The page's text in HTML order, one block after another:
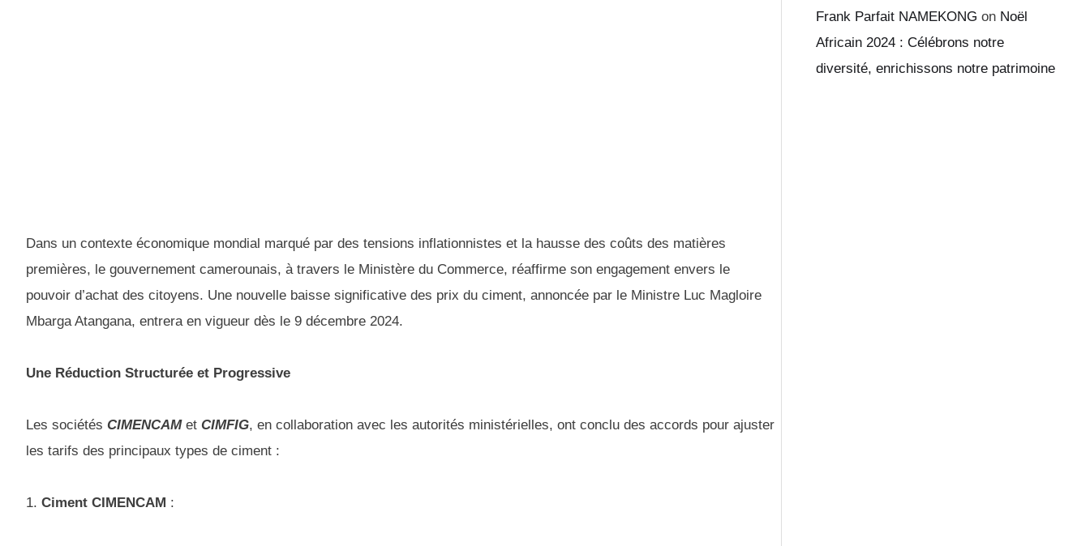
Dans un contexte économique mondial marqué par des tensions inflationnistes et la hausse des coûts des matières
premières, le gouvernement camerounais, à travers le Ministère du Commerce, réaffirme son engagement envers le
pouvoir d’achat des citoyens. Une nouvelle baisse significative des prix du ciment, annoncée par le Ministre Luc Magloire
Mbarga Atangana, entrera en vigueur dès le 9 décembre 2024.
Une Réduction Structurée et Progressive
Les sociétés CIMENCAMet CIMFIG, en collaboration avec les autorités ministérielles, ont conclu des accords pour ajuster
les tarifs des principaux types de ciment :
1. Ciment CIMENCAM :
Frank Parfait NAMEKONG on Noël
Africain 2024 : Célébrons notre
diversité, enrichissons notre patrimoine